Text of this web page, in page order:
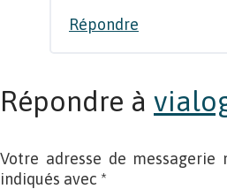
Répondre
Répondre à
Votre adresse de
indiqués avec *